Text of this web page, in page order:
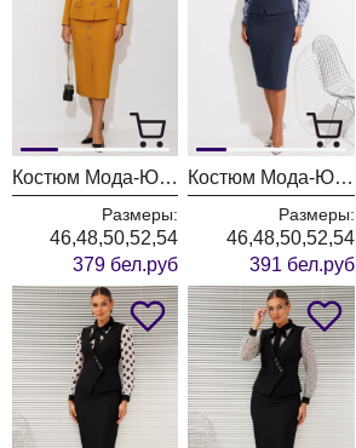
Костюм Мода-Юрс 26-2935 горчица
Размеры:
46,48,50,52,54
379 бел.руб
Костюм Мода-Юрс 26-2766 пыльно-синий
Размеры:
46,48,50,52,54
391 бел.руб